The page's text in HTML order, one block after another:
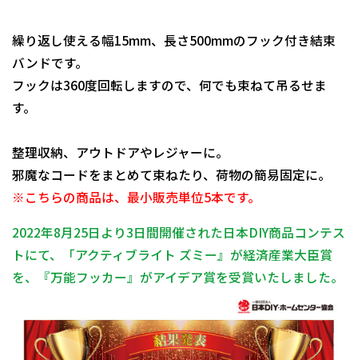
繰り返し使える幅15mm、長さ500mmのフック付き結束
バンドです。
フックは360度回転しますので、何でも束ねて吊るせま
す。
整理収納、アウトドアやレジャーに。
邪魔なコードをまとめて束ねたり、荷物の簡易固定に。
※こちらの商品は、最小販売単位5本です。
2022年8月25日より3日間開催された日本DIY商品コンテス
トにて、「アクティブライト ズミー』が経済産業大臣賞
を、『万能フッカー』がアイデア賞を受賞いたしました。